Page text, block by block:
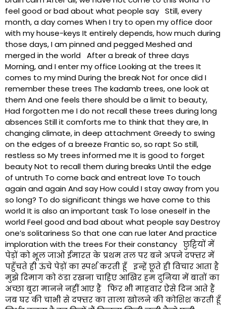
feel good or bad about what people say Still, every
month, a day comes When I try to open my office door
with my house-keys It entirely depends, how much during
those days, I am pinned and pegged Meshed and
merged in the world After a break of three days
Morning, and I enter my office Looking at the trees It
comes to my mind During the break Not for once did I
remember these trees The kadamb trees, one look at
them And one feels there should be a limit to beauty,
Had forgotten me I do not recall these trees during long
absences Still it comforts me to think that they are, In
changing climate, in deep attachment Greedy to swing
on the edges of a breeze Frantic so, so rapt So still,
restless so My trees informed me It is good to forget
beauty Not to recall them during breaks Until the edge
of untruth To come back and entreat love To touch
again and again And say How could I stay away from you
so long? To do significant things we have come to this
world It is also an important task To lose oneself in the
world Feel good and bad about what people say Destroy
one’s solitariness So that one can rue later And practice
imploration with the trees For their constancy छुट्टियों में
पेड़ों को भूल जाओ ईमारत के प्रथम तल पर बने अपने दफ्तर में
पहुँचते ही ऊंचे पेड़ों का स्पर्श करती हूँ इन्हें छूते ही विचार आता है
मुझे दिमाग को ठंडा रखना चाहिए आखिर हम दुनिया में बातों का
अच्छा बुरा मानने नहीं आए हैं फिर भी माहवार ऐसे दिन आते हैं
जब घर की चाभी से दफ्तर का ताला खोलने की कोशिश करती हूँ